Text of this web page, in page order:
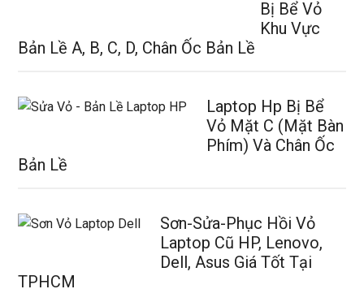
Bị Bể Vỏ
Khu Vực
Bản Lề A, B, C, D, Chân Ốc Bản Lề
Laptop Hp Bị Bể
Vỏ Mặt C (Mặt Bàn
Phím) Và Chân Ốc
Bản Lề
Sơn-Sửa-Phục Hồi Vỏ
Laptop Cũ HP, Lenovo,
Dell, Asus Giá Tốt Tại
TPHCM